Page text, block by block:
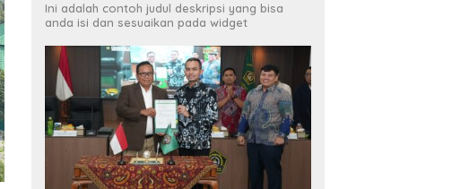
Ini adalah contoh judul deskripsi yang bisa
anda isi dan sesuaikan pada widget